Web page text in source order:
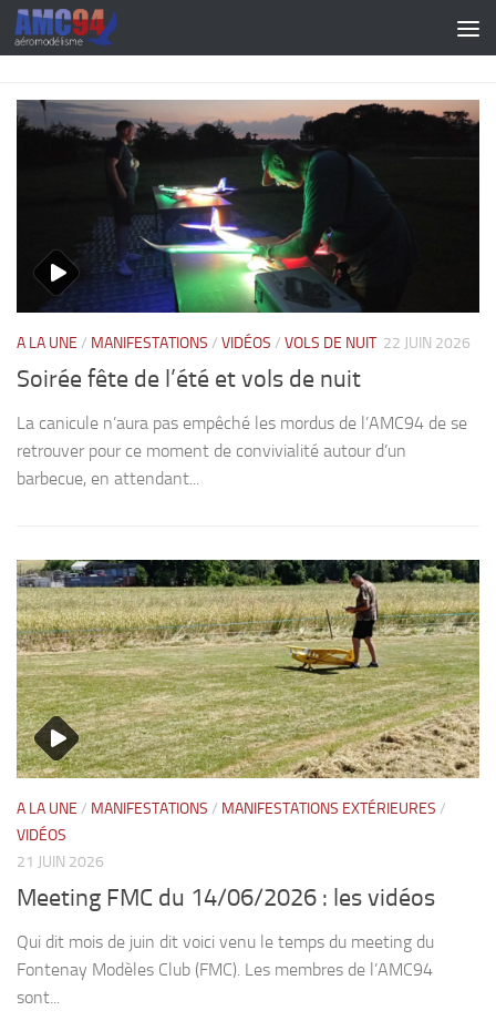
Skip to content
A LA UNE / MANIFESTATIONS / VIDÉOS / VOLS DE NUIT 22 JUIN 2026
Soirée fête de l’été et vols de nuit
La canicule n’aura pas empêché les mordus de l’AMC94 de se
retrouver pour ce moment de convivialité autour d’un
barbecue, en attendant...
A LA UNE / MANIFESTATIONS / MANIFESTATIONS EXTÉRIEURES /
VIDÉOS
21 JUIN 2026
Meeting FMC du 14/06/2026 : les vidéos
Qui dit mois de juin dit voici venu le temps du meeting du
Fontenay Modèles Club (FMC). Les membres de l’AMC94
sont...